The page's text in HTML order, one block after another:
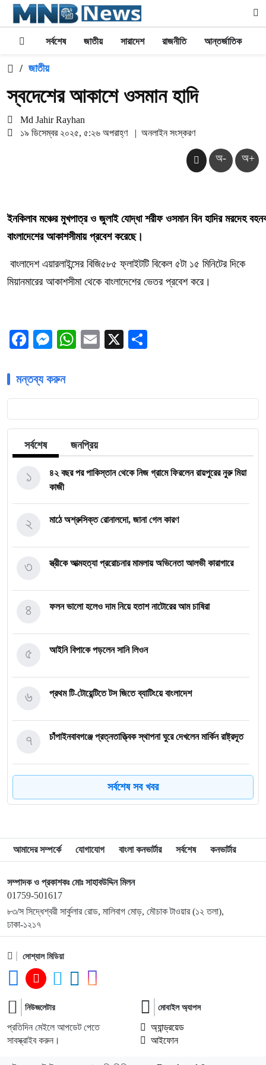
সর্বশেষ জাতীয় সারাদেশ রাজনীতি আন্তর্জাতিক
/ জাতীয়
স্বদেশের আকাশে ওসমান হাদি
Md Jahir Rayhan
১৯ ডিসেম্বর ২০২৫, ৫:২৬ অপরাহ্ণ
| অনলাইন সংস্করণ
অ- অ+
ইনকিলাব মঞ্চের মুখপাত্র ও জুলাই যোদ্ধা শরীফ ওসমান বিন হাদির মরদেহ
বাংলাদেশের আকাশসীমায় প্রবেশ করেছে।
বাংলাদেশ এয়ারলাইন্সের বিজি৫৮৫ ফ্লাইটটি বিকেল ৫টা ১৫ মিনিটের দিকে
মিয়ানমারের আকাশসীমা থেকে বাংলাদেশের ভেতর প্রবেশ করে।
Facebook
Messenger
WhatsApp
Email
X
মন্তব্য করুন
সর্বশেষ জনপ্রিয়
৪২ বছর পর পাকিস্তান থেকে নিজ গ্রামে ফিরলেন রায়পুরের নুরু মিয়া
কাজী
১
মাঠে অশ্রুসিক্ত রোনালদো, জানা গেল কারণ
২
স্ত্রীকে আত্মহত্যা প্ররোচনার মামলায় অভিনেতা আলভী কারাগারে
৩
ফলন ভালো হলেও দাম নিয়ে হতাশ নাটোরের আম চাষিরা
৪
আইনি বিপাকে পড়লেন সানি লিওন
৫
প্রথম টি-টোয়েন্টিতে টস জিতে ব্যাটিংয়ে বাংলাদেশ
৬
চাঁপাইনবাবগঞ্জে প্রত্নতাত্ত্বিক স্থাপনা ঘুরে দেখলেন মার্কিন রাষ্ট্রদূত
৭
শ্রীমঙ্গলে প্রধানমন্ত্রী পৌঁছানোর আগেই বাতাসে ভেঙে পড়ল প্যান্ডেল
পানিসম্পদমন্ত্রী
সাবেক আইজিপি বেনজীর দুবাইয়ে গ্রেপ্তার
১১
দ্বিতীয় যমুনা ও তৃতীয় মেঘনা সেতুর পরিকল্পনা
১২
বাংলাদেশি মুসলমানদের পুশ ইন, পশ্চিমবঙ্গে বাড়ছে সাম্প্রদায়িক
১৩
বিরোধী দলের এলাকাতেও সমান উন্নয়ন হবে : প্রধানমন্ত্রী
১৪
সর্বশেষ সব খবর
আমাদের সম্পর্কে যোগাযোগ বাংলা কনভার্টার সর্বশেষ কনভার্টার
সম্পাদক ও প্রকাশকঃ মোঃ সাহাবউদ্দিন মিলন
01759-501617
৮৩/স সিদ্ধেশ্বরী সার্কুলার রোড, মালিবাগ মোড়, মৌচাক টাওয়ার (১২ তলা),
ঢাকা-১২১৭
সোশ্যাল মিডিয়া
নিউজলেটার
প্রতিদিন মেইলে আপডেট পেতে
সাবস্ক্রাইব করুন।
মোবাইল অ্যাপস
অ্যান্ড্রয়েড
আইফোন